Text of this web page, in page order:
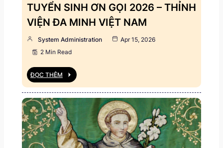
TUYỂN SINH ƠN GỌI 2026 – THỈNH
VIỆN ĐA MINH VIỆT NAM
System Administration
Apr 15, 2026
2 Min Read
ĐỌC THÊM